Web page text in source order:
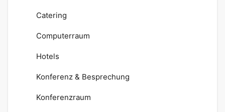
Catering
Computerraum
Hotels
Konferenz & Besprechung
Konferenzraum